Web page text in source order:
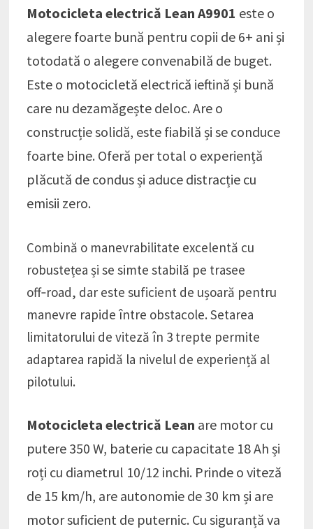
Motocicleta electrică Lean A9901 este o
alegere foarte bună pentru copii de 6+ ani și
totodată o alegere convenabilă de buget.
Este o motocicletă electrică ieftină și bună
care nu dezamăgește deloc. Are o
construcție solidă, este fiabilă și se conduce
foarte bine. Oferă per total o experiență
plăcută de condus și aduce distracție cu
emisii zero.
Combină o manevrabilitate excelentă cu
robustețea și se simte stabilă pe trasee
off‑road, dar este suficient de ușoară pentru
manevre rapide între obstacole. Setarea
limitatorului de viteză în 3 trepte permite
adaptarea rapidă la nivelul de experiență al
pilotului.
Motocicleta electrică Lean are motor cu
putere 350 W, baterie cu capacitate 18 Ah și
roți cu diametrul 10/12 inchi. Prinde o viteză
de 15 km/h, are autonomie de 30 km și are
motor suficient de puternic. Cu siguranță va